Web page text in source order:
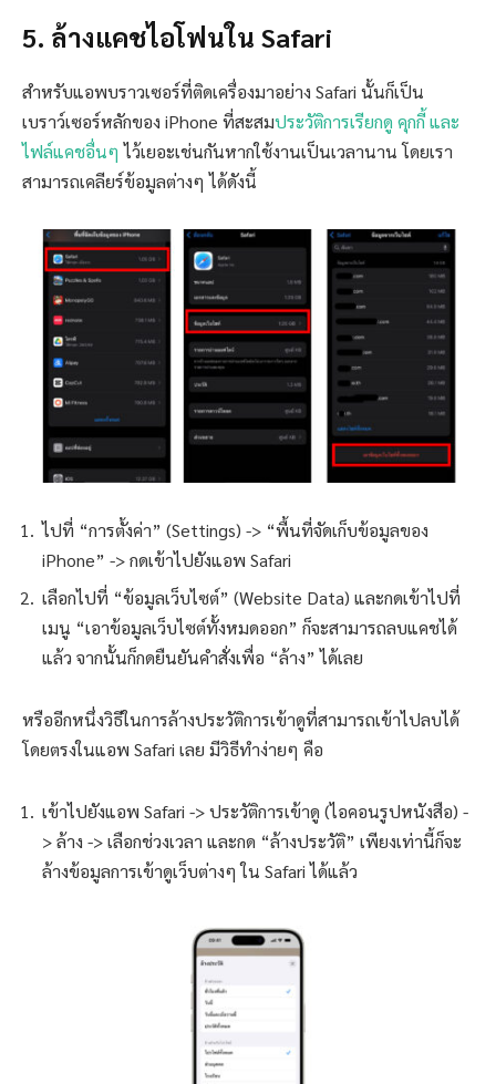
5. ล้างแคชไอโฟนใน Safari
สำหรับแอพบราวเซอร์ที่ติดเครื่องมาอย่าง Safari นั้นก็เป็น
เบราว์เซอร์หลักของ iPhone ที่สะสมประวัติการเรียกดู คุกกี้ และ
ไฟล์แคชอื่นๆ ไว้เยอะเช่นกันหากใช้งานเป็นเวลานาน โดยเรา
สามารถเคลียร์ข้อมูลต่างๆ ได้ดังนี้
ไปที่ “การตั้งค่า” (Settings) -> “พื้นที่จัดเก็บข้อมูลของ
iPhone” -> กดเข้าไปยังแอพ Safari
เลือกไปที่ “ข้อมูลเว็บไซต์” (Website Data) และกดเข้าไปที่
เมนู “เอาข้อมูลเว็บไซต์ทั้งหมดออก” ก็จะสามารถลบแคชได้
แล้ว จากนั้นก็กดยืนยันคำสั่งเพื่อ “ล้าง” ได้เลย
หรืออีกหนึ่งวิธีในการล้างประวัติการเข้าดูที่สามารถเข้าไปลบได้
โดยตรงในแอพ Safari เลย มีวิธีทำง่ายๆ คือ
เข้าไปยังแอพ Safari -> ประวัติการเข้าดู (ไอคอนรูปหนังสือ) -
> ล้าง -> เลือกช่วงเวลา และกด “ล้างประวัติ” เพียงเท่านี้ก็จะ
ล้างข้อมูลการเข้าดูเว็บต่างๆ ใน Safari ได้แล้ว